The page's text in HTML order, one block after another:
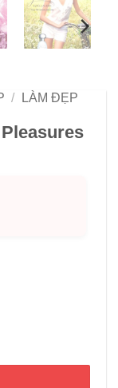
/
LÀM ĐẸP
De Parfum 100ml số